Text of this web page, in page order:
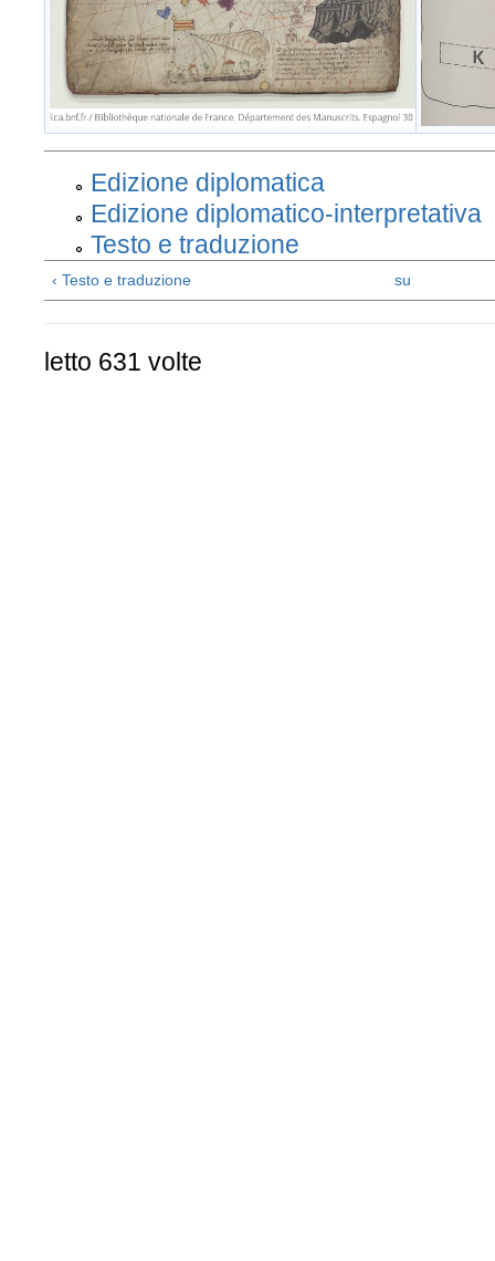
Edizione diplomatica
Edizione diplomatico-interpretativa
Testo e traduzione
‹ Testo e traduzione su
letto 631 volte